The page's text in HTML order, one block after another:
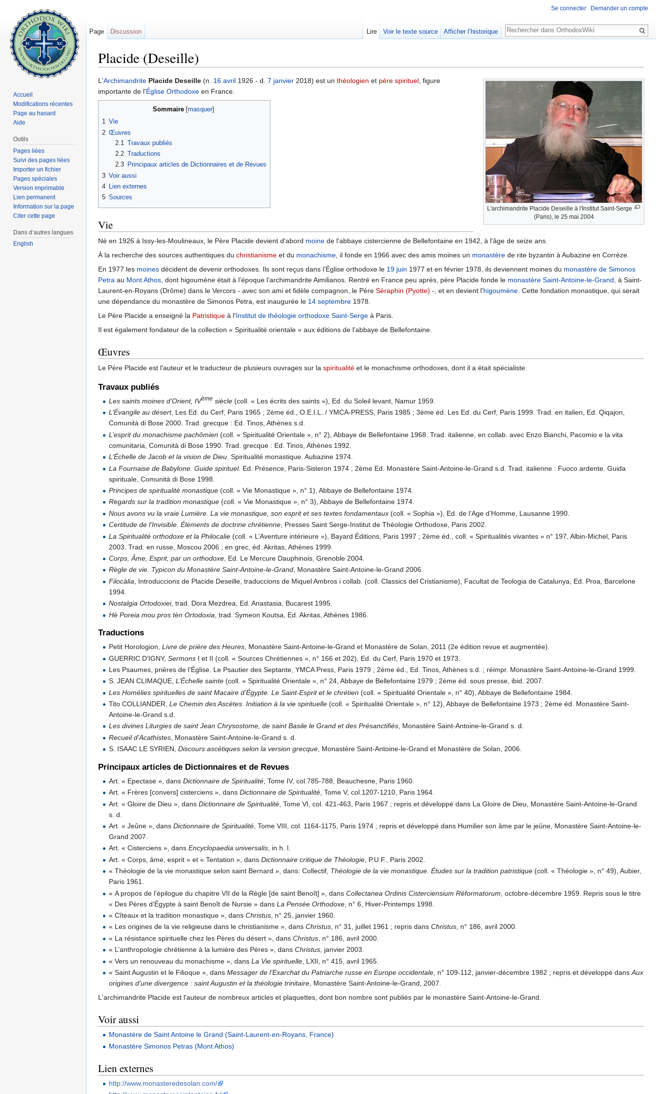
Placide (Deseille)
L'archimandrite Placide Deseille à l'Institut Saint-Serge
(Paris), le 25 mai 2004
L'Archimandrite Placide Deseille (n. 16 avril 1926 - d. 7 janvier 2018) est un théologien et père spirituel, figure
importante de l'Église Orthodoxe en France.
Sommaire[ masquer]
1 Vie
2 Œuvres
2.1
Travaux publiés
2.2 Traductions
2.3
Principaux articles de Dictionnaires et de Revues
3 Voir aussi
4 Lien externes
5 Sources
Vie
Né en 1926 à Issy-les-Moulineaux, le Père Placide devient d'abord moine de l'abbaye cistercienne de Bellefontaine en 1942, à l'âge de seize ans.
À la recherche des sources authentiques du christianisme et du monachisme, il fonde en 1966 avec des amis moines un monastère de rite byzantin à Aubazine en Corrèze.
En 1977 les moines décident de devenir orthodoxes. Ils sont reçus dans l’Église orthodoxe le 19 juin 1977 et en février 1978, ils deviennent moines du monastère de Simonos
Petra au Mont Athos, dont higoumène était à l'époque l’archimandrite Aimilianos. Rentré en France peu après, père Placide fonde le monastère Saint-Antoine-le-Grand, à Saint-
Laurent-en-Royans (Drôme) dans le Vercors - avec son ami et fidèle compagnon, le Père Séraphin (Pyotte) -, et en devient l'higoumène. Cette fondation monastique, qui serait
une dépendance du monastère de Simonos Petra, est inaugurée le 14 septembre 1978.
Le Père Placide a enseigné la Patristique à l'Institut de théologie orthodoxe Saint-Serge à Paris.
Il est également fondateur de la collection « Spiritualité orientale » aux éditions de l'abbaye de Bellefontaine.
Œuvres
Le Père Placide est l'auteur et le traducteur de plusieurs ouvrages sur la spiritualité et le monachisme orthodoxes, dont il a était spécialiste.
Travaux publiés
Les saints moines d’Orient, IVème siècle (coll. « Les écrits des saints »), Ed. du Soleil levant, Namur 1959.
L’Évangile au désert, Les Ed. du Cerf, Paris 1965 ; 2ème éd., O.E.I.L. / YMCA-PRESS, Paris 1985 ; 3ème éd. Les Ed. du Cerf, Paris 1999. Trad. en italien, Ed. Qiqajon,
Comunità di Bose 2000. Trad. grecque : Ed. Tinos, Athènes s.d.
L’esprit du monachisme pachômien (coll. « Spiritualité Orientale », n° 2), Abbaye de Bellefontaine 1968. Trad. italienne, en collab. avec Enzo Bianchi, Pacomio e la vita
comunitaria, Comunità di Bose 1990. Trad. grecque : Ed. Tinos, Athènes 1992.
L’Échelle de Jacob et la vision de Dieu. Spiritualité monastique. Aubazine 1974.
La Fournaise de Babylone. Guide spirituel. Ed. Présence, Paris-Sisteron 1974 ; 2ème Ed. Monastère Saint-Antoine-le-Grand s.d. Trad. italienne : Fuoco ardente. Guida
spirituale, Comunità di Bose 1998.
Principes de spiritualité monastique (coll. « Vie Monastique », n° 1), Abbaye de Bellefontaine 1974.
Regards sur la tradition monastique (coll. « Vie Monastique », n° 3), Abbaye de Bellefontaine 1974.
Nous avons vu la vraie Lumière. La vie monastique, son esprit et ses textes fondamentaux (coll. « Sophia »), Ed. de l’Age d’Homme, Lausanne 1990.
Certitude de l’Invisible. Éléments de doctrine chrétienne , Presses Saint Serge-Institut de Théologie Orthodoxe, Paris 2002.
La Spiritualité orthodoxe et la Philocalie (coll. « L’Aventure intérieure »), Bayard Éditions, Paris 1997 ; 2ème éd., coll. « Spiritualités vivantes » n° 197, Albin-Michel, Paris
2003. Trad. en russe, Moscou 2006 ; en grec, éd. Akritas, Athènes 1999.
Corps, Âme, Esprit, par un orthodoxe , Ed. Le Mercure Dauphinois, Grenoble 2004.
Règle de vie. Typicon du Monastère Saint-Antoine-le-Grand, Monastère Saint-Antoine-le-Grand 2006.
Filocàlia , Introduccions de Placide Deseille, traduccions de Miquel Ambros i collab. (coll. Classics del Cristianisme), Facultat de Teologia de Catalunya, Ed. Proa, Barcelone
1994.
Nostalgia Ortodoxiei, trad. Dora Mezdrea, Ed. Anastasia, Bucarest 1995.
Hè Poreia mou pros tèn Ortodoxia , trad. Symeon Koutsa, Ed. Akritas, Athènes 1986.
Traductions
Petit Horologion,Livre de prière des Heures , Monastère Saint-Antoine-le-Grand et Monastère de Solan, 2011 (2e édition revue et augmentée).
GUERRIC D’IGNY,Sermons I et II (coll. « Sources Chrétiennes », n° 166 et 202), Ed. du Cerf, Paris 1970 et 1973.
Les Psaumes, prières de l’Église. Le Psautier des Septante, YMCA Press, Paris 1979 ; 2ème éd., Ed. Tinos, Athènes s.d. ; réimpr. Monastère Saint-Antoine-le-Grand 1999.
S. JEAN CLIMAQUE,L’Échelle sainte (coll. « Spiritualité Orientale », n° 24, Abbaye de Bellefontaine 1979 ; 2ème éd. sous presse, ibid. 2007.
Les Homélies spirituelles de saint Macaire d’Égypte. Le Saint-Esprit et le chrétien (coll. « Spiritualité Orientale », n° 40), Abbaye de Bellefontaine 1984.
Tito COLLIANDER,Le Chemin des Ascètes. Initiation à la vie spirituelle (coll. « Spiritualité Orientale », n° 12), Abbaye de Bellefontaine 1973 ; 2ème éd. Monastère Saint-
Antoine-le-Grand s.d.
Les divines Liturgies de saint Jean Chrysostome, de saint Basile le Grand et des Présanctifiés, Monastère Saint-Antoine-le-Grand s. d.
Recueil d’Acathistes , Monastère Saint-Antoine-le-Grand s. d.
S. ISAAC LE SYRIEN,Discours ascétiques selon la version grecque, Monastère Saint-Antoine-le-Grand et Monastère de Solan, 2006.
Principaux articles de Dictionnaires et de Revues
Art. « Epectase », dansDictionnaire de Spiritualité , Tome IV, col.785-788, Beauchesne, Paris 1960.
Art. « Frères [convers] cisterciens », dansDictionnaire de Spiritualité, Tome V, col.1207-1210, Paris 1964.
Art. « Gloire de Dieu », dansDictionnaire de Spiritualité , Tome VI, col. 421-463, Paris 1967 ; repris et développé dans La Gloire de Dieu, Monastère Saint-Antoine-le-Grand
s. d.
Art. « Jeûne », dansDictionnaire de Spiritualité , Tome VIII, col. 1164-1175, Paris 1974 ; repris et développé dans Humilier son âme par le jeûne, Monastère Saint-Antoine-le-
Grand 2007.
Art. « Cisterciens », dansEncyclopaedia universalis, in h. l.
Art. « Corps, âme, esprit » et « Tentation », dansDictionnaire critique de Théologie , P.U.F., Paris 2002.
« Théologie de la vie monastique selon saint Bernard », dans: Collectif, Théologie de la vie monastique. Études sur la tradition patristique (coll. « Théologie », n° 49), Aubier,
Paris 1961.
« A propos de l’épilogue du chapitre VII de la Règle [de saint Benoît] », dansCollectanea Ordinis Cisterciensium Réformatorum , octobre-décembre 1959. Repris sous le titre
« Des Pères d’Égypte à saint Benoît de Nursie » dansLa Pensée Orthodoxe , n° 6, Hiver-Printemps 1998.
« Cîteaux et la tradition monastique », dansChristus , n° 25, janvier 1960.
« Les origines de la vie religieuse dans le christianisme », dansChristus, n° 31, juillet 1961 ; repris dansChristus, n° 186, avril 2000.
« La résistance spirituelle chez les Pères du désert », dansChristus , n° 186, avril 2000.
« L’anthropologie chrétienne à la lumière des Pères », dansChristus , janvier 2003.
« Vers un renouveau du monachisme », dansLa Vie spirituelle , LXII, n° 415, avril 1965.
« Saint Augustin et le Filioque », dansMessager de l’Exarchat du Patriarche russe en Europe occidentale , n° 109-112, janvier-décembre 1982 ; repris et développé dansAux
origines d'une divergence : saint Augustin et la théologie trinitaire , Monastère Saint-Antoine-le-Grand, 2007.
L'archimandrite Placide est l'auteur de nombreux articles et plaquettes, dont bon nombre sont publiés par le monastère Saint-Antoine-le-Grand.
Voir aussi
Monastère de Saint Antoine le Grand (Saint-Laurent-en-Royans, France)
Monastère Simonos Petras (Mont Athos)
Lien externes
http://www.monasteredesolan.com/
Se connecter Demander un compte
Page Discussion Lire Voir le texte source Afficher l’historique
Rechercher
Accueil
Modifications récentes
Page au hasard
Aide
Outils
Pages liées
Suivi des pages liées
Importer un fichier
Pages spéciales
Version imprimable
Lien permanent
Information sur la page
Citer cette page
Dans d’autres langues
English